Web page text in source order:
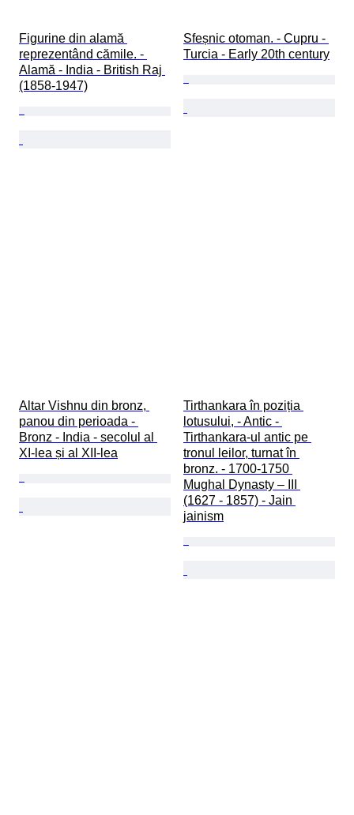
Figurine din alamă
reprezentând cămile. -
Alamă - India - British Raj
(1858-1947)
Sfeșnic otoman. - Cupru -
Turcia - Early 20th century
Altar Vishnu din bronz,
panou din perioada -
Bronz - India - secolul al
XI-lea și al XII-lea
Tirthankara în poziția
lotusului, - Antic -
Tirthankara-ul antic pe
tronul leilor, turnat în
bronz. - 1700-1750
Mughal Dynasty – III
(1627 - 1857) - Jain
jainism